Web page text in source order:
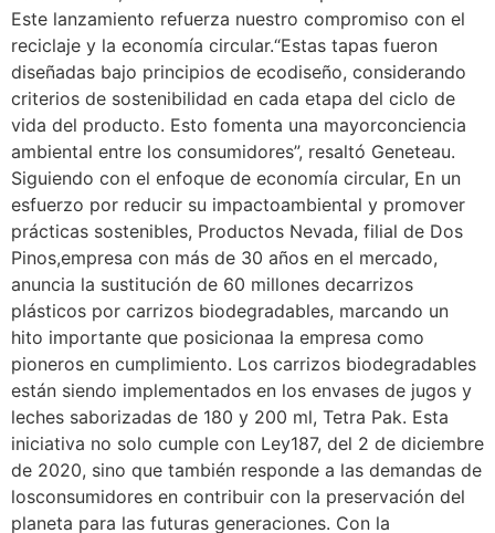
Este lanzamiento refuerza nuestro compromiso con el
reciclaje y la economía circular.“Estas tapas fueron
diseñadas bajo principios de ecodiseño, considerando
criterios de sostenibilidad en cada etapa del ciclo de
vida del producto. Esto fomenta una mayorconciencia
ambiental entre los consumidores”, resaltó Geneteau.
Siguiendo con el enfoque de economía circular, En un
esfuerzo por reducir su impactoambiental y promover
prácticas sostenibles, Productos Nevada, filial de Dos
Pinos,empresa con más de 30 años en el mercado,
anuncia la sustitución de 60 millones decarrizos
plásticos por carrizos biodegradables, marcando un
hito importante que posicionaa la empresa como
pioneros en cumplimiento. Los carrizos biodegradables
están siendo implementados en los envases de jugos y
leches saborizadas de 180 y 200 ml, Tetra Pak. Esta
iniciativa no solo cumple con Ley187, del 2 de diciembre
de 2020, sino que también responde a las demandas de
losconsumidores en contribuir con la preservación del
planeta para las futuras generaciones. Con la